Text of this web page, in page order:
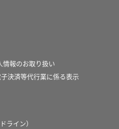
情報のお取り扱い
子決済等代行業に係る表示
ライン）